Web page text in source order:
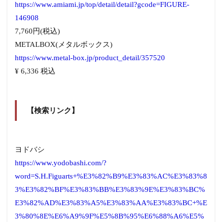
https://www.amiami.jp/top/detail/detail?gcode=FIGURE-
146908
7,760円(税込)
METALBOX(メタルボックス)
https://www.metal-box.jp/product_detail/357520
¥ 6,336 税込
【検索リンク】
ヨドバシ
https://www.yodobashi.com/?
word=S.H.Figuarts+%E3%82%B9%E3%83%AC%E3%83%8
3%E3%82%BF%E3%83%BB%E3%83%9E%E3%83%BC%
E3%82%AD%E3%83%A5%E3%83%AA%E3%83%BC+%E
3%80%8E%E6%A9%9F%E5%8B%95%E6%88%A6%E5%